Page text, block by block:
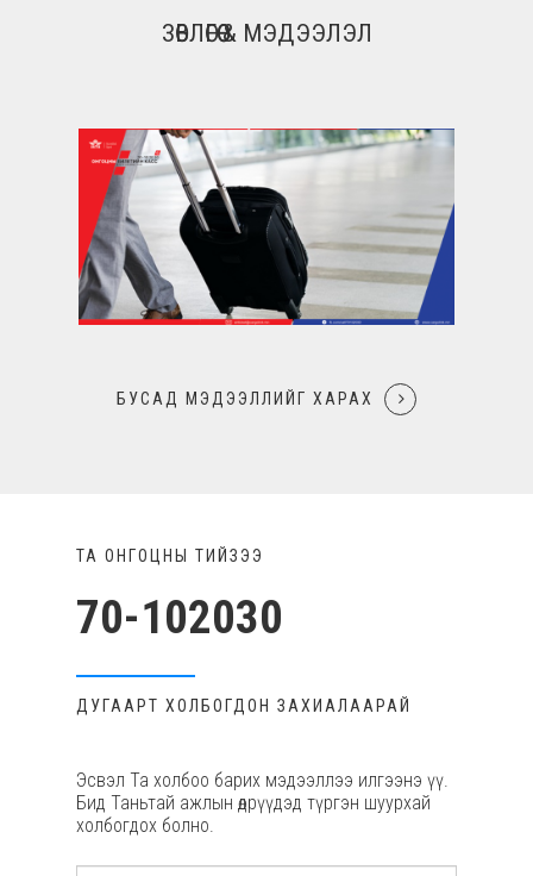
ЗӨВЛӨГӨӨ & МЭДЭЭЛЭЛ
БУСАД МЭДЭЭЛЛИЙГ ХАРАХ
ТА ОНГОЦНЫ ТИЙЗЭЭ
70-102030
ДУГААРТ ХОЛБОГДОН ЗАХИАЛААРАЙ
Эсвэл Та холбоо барих мэдээллээ илгээнэ үү.
Бид Таньтай ажлын өдрүүдэд түргэн шуурхай
холбогдох болно.
Нүүр Хуудас
Бидний Тухай
Агаарын Ачаа
Тээвэр
Мэдээ,